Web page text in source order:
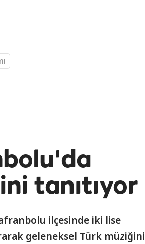
tanıtıyor
ilçesinde iki lise
geleneksel Türk müziğini